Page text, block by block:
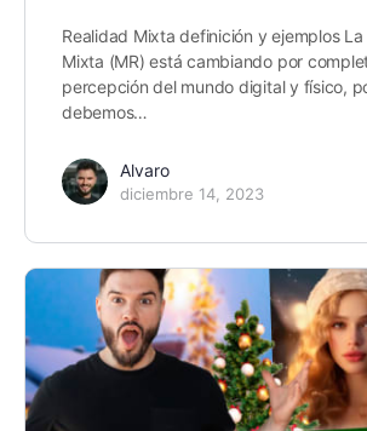
Realidad Mixta definición y ejemplos La
Mixta (MR) está cambiando por
percepción del mundo digital y físico,
debemos…
Alvaro
diciembre 14, 2023